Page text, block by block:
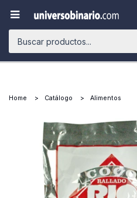

Home Catálogo Alimentos